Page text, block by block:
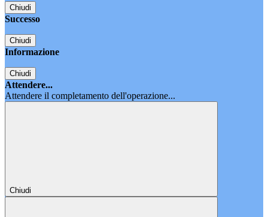
Chiudi
Successo
Chiudi
Informazione
Chiudi
Attendere...
Attendere il completamento dell'operazione...
Chiudi